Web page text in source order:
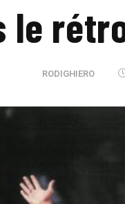
le
RODIGHIERO